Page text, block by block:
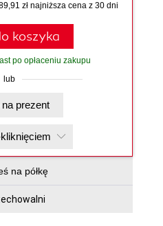
zł najniższa cena z 30 dni
koszyka
po opłaceniu zakupu
lub
Kup na prezent
na półkę